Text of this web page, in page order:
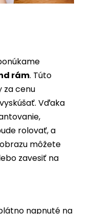
rám. Túto
za cenu
Vďaka
rolovať, a
môžete
zavesiť na
napnuté na